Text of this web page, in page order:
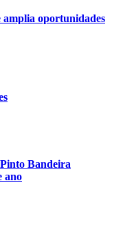
oportunidades
Bandeira
ano